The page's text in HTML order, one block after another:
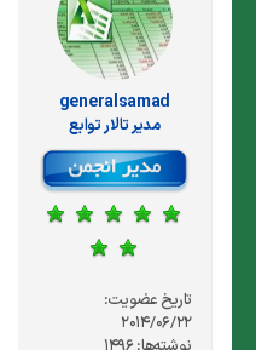
generalsamad
مدير تالار توابع
تاریخ عضویت:
2014/06/22